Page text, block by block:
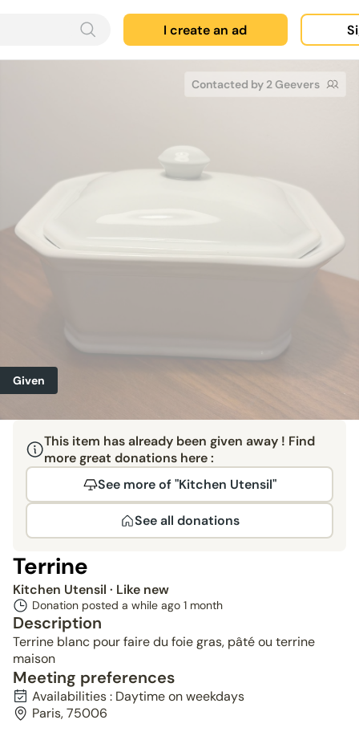
I create an ad
Contacted by 2 Geevers
Given
This item has already been given away ! Find
more great donations here :
See more of "Kitchen Utensil"
See all donations
Terrine
Kitchen Utensil · Like new
Donation posted a while ago 1 month
Description
Terrine blanc pour faire du foie gras, pâté ou terrine
maison
Meeting preferences
Availabilities : Daytime on weekdays
Paris, 75006